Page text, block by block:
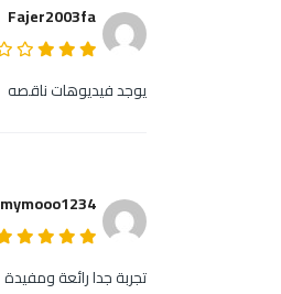
Fajer2003fa
يوجد فيديوهات ناقصه
mymooo1234
تجربة جدا رائعة ومفيدة